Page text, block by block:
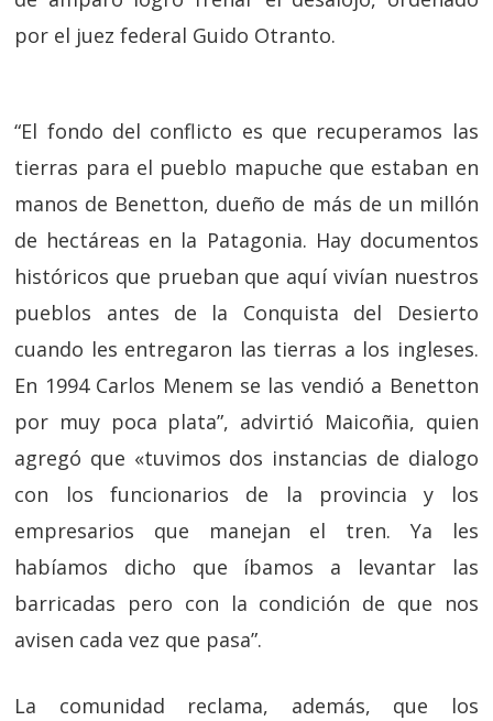
por el juez federal Guido Otranto.
“El fondo del conflicto es que recuperamos las
tierras para el pueblo mapuche que estaban en
manos de Benetton, dueño de más de un millón
de hectáreas en la Patagonia. Hay documentos
históricos que prueban que aquí vivían nuestros
pueblos antes de la Conquista del Desierto
cuando les entregaron las tierras a los ingleses.
En 1994 Carlos Menem se las vendió a Benetton
por muy poca plata”, advirtió Maicoñia, quien
agregó que «tuvimos dos instancias de dialogo
con los funcionarios de la provincia y los
empresarios que manejan el tren. Ya les
habíamos dicho que íbamos a levantar las
barricadas pero con la condición de que nos
avisen cada vez que pasa”.
La comunidad reclama, además, que los